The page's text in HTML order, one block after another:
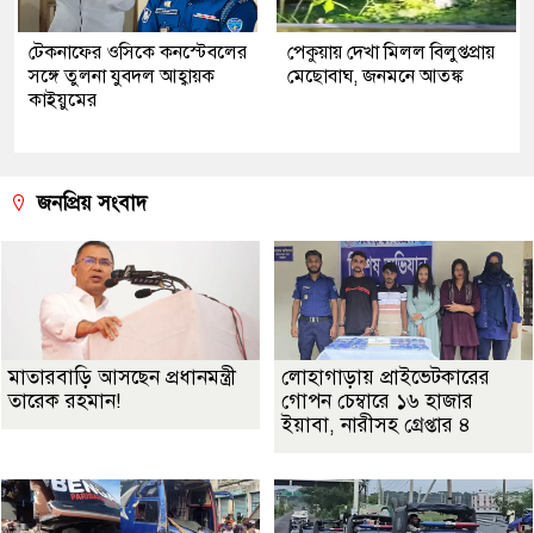
টেকনাফের ওসিকে কনস্টেবলের
সঙ্গে তুলনা যুবদল আহ্বায়ক
কাইয়ুমের
পেকুয়ায় দেখা মিলল বিলুপ্তপ্রায়
মেছোবাঘ, জনমনে আতঙ্ক
জনপ্রিয় সংবাদ
মাতারবাড়ি আসছেন প্রধানমন্ত্রী
তারেক রহমান!
লোহাগাড়ায় প্রাইভেটকারের
গোপন চেম্বারে ১৬ হাজার
ইয়াবা, নারীসহ গ্রেপ্তার ৪